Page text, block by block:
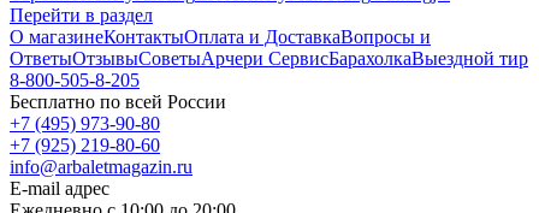
Перейти в раздел
О магазинеКонтактыОплата и ДоставкаВопросы и
ОтветыОтзывыСоветыАрчери СервисБарахолкаВыездной тир
8-800-505-8-205
Бесплатно по всей России
+7 (495) 973-90-80
+7 (925) 219-80-60
info@arbaletmagazin.ru
E-mail адрес